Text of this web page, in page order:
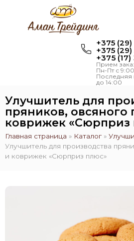
+375
+375
+375
Прием
Пн-Пт с
Последняя
до 14:00
Улучшитель для
пряников, овсяного
коврижек «Сюрприз
Главная страница » Каталог »
Улучшитель для производства
и коврижек «Сюрприз плюс»